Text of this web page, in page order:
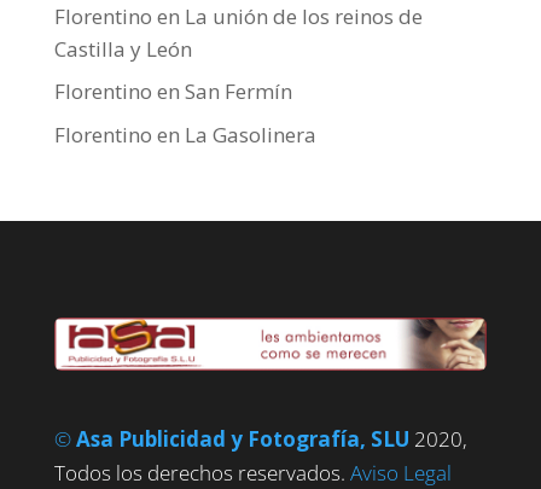
Florentino en La unión de los reinos de
Castilla y León
Florentino en San Fermín
Florentino en La Gasolinera
©Asa Publicidad y Fotografía, SLU 2020,
Todos los derechos reservados. Aviso Legal